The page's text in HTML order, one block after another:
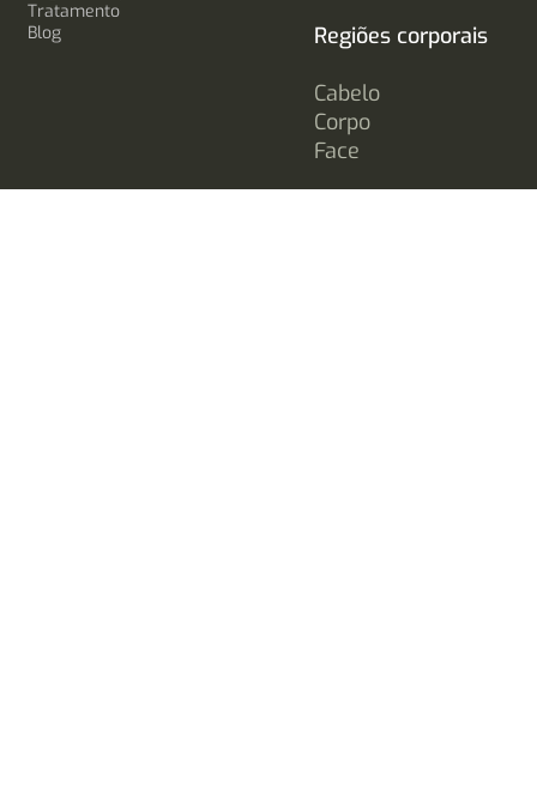
Tratamento
Blog
Regiões corporais
Cabelo
Corpo
Face